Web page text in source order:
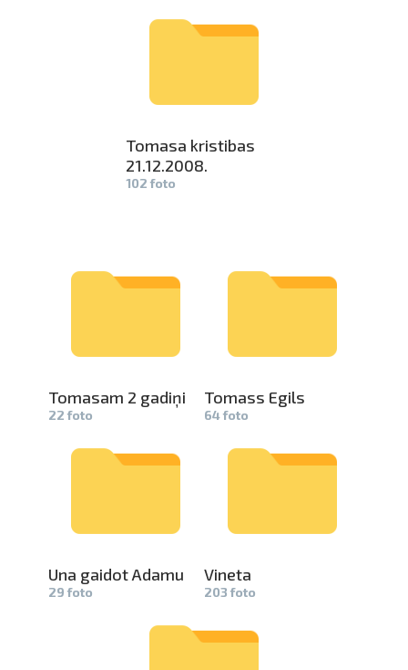
Tomasa kristibas
21.12.2008­.
102 foto
Tomasam 2 gadiņi
22 foto
Tomass Egils
64 foto
Una gaidot Adamu
29 foto
Vineta
203 foto